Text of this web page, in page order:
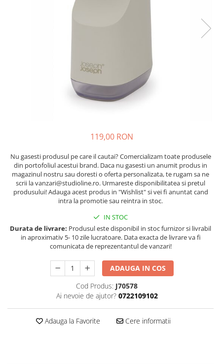
119,00 RON
Nu gasesti produsul pe care il cautai? Comercializam toate produsele
din portofoliul acestui brand. Daca nu gasesti un anumit produs in
magazinul nostru sau doresti o oferta personalizata, te rugam sa ne
scrii la vanzari@studioline.ro. Urmareste disponibilitatea si pretul
produsului! Adauga acest produs in "Wishlist" si vei fi anuntat cand
intra la promotie sau reintra in stoc.
IN STOC
Durata de livrare: Produsul este disponibil in stoc furnizor si livrabil
in aproximativ 5- 10 zile lucratoare. Data exacta de livrare va fi
comunicata de reprezentantul de vanzari!
ADAUGA IN COS
Cod Produs: J70578
Ai nevoie de ajutor? 0722109102
Adauga la Favorite Cere informatii